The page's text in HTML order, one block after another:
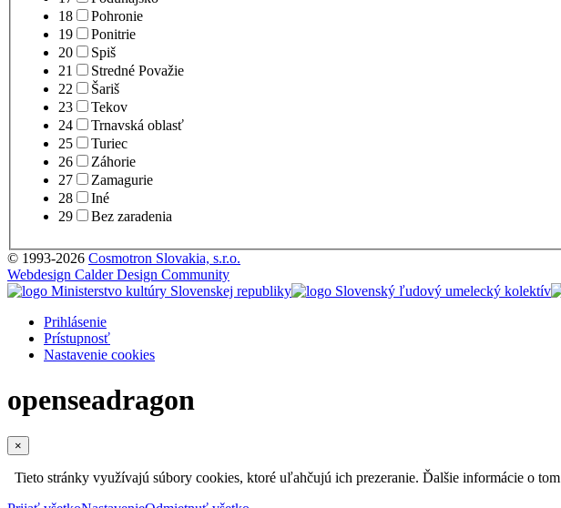
18
Pohronie
19
Ponitrie
20
Spiš
21
Stredné Považie
22
Šariš
23
Tekov
24
Trnavská oblasť
25
Turiec
26
Záhorie
27
Zamagurie
28
Iné
29
Bez zaradenia
© 1993-2026 Cosmotron Slovakia, s.r.o.
Webdesign Calder Design Community
Prihlásenie
Prístupnosť
Nastavenie cookies
openseadragon
×
Tieto stránky využívajú súbory cookies, ktoré uľahčujú ich prezeranie. Ďalšie informácie o tom